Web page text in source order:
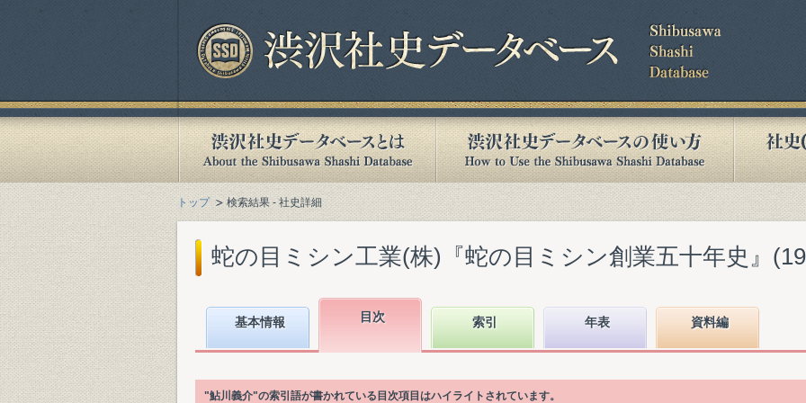
トップ 検索結果 - 社史詳細
蛇の目ミシン工業(株)『蛇の目ミシン創業五十年史』
基本情報 目次 索引 年表 資料編
"鮎川義介"の索引語が書かれている目次項目はハイライトされています。